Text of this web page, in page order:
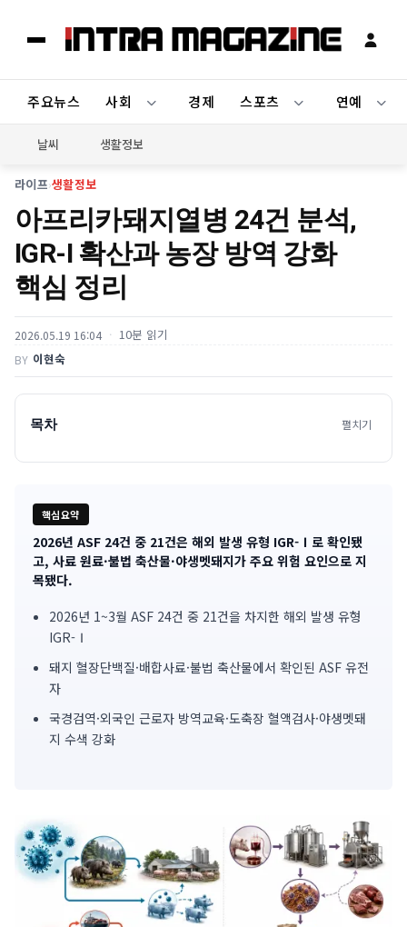
주요뉴스 사회 경제 스포츠 연예
날씨 생활정보
라이프›생활정보
아프리카돼지열병 24건 분석,
IGR-Ⅰ 확산과 농장 방역 강화
핵심 정리
2026.05.19 16:04 10분 읽기
BY 이현숙
목차 펼치기
핵심요약
기
사
핵
약
2026년 ASF 24건 중 21건은 해외 발생 유형 IGR-Ⅰ로 확인됐
고, 사료 원료·불법 축산물·야생멧돼지가 주요 위험 요인으로 지
목됐다.
2026년 1~3월 ASF 24건 중 21건을 차지한 해외 발생 유형
IGR-Ⅰ
돼지 혈장단백질·배합사료·불법 축산물에서 확인된 ASF 유전
자
국경검역·외국인 근로자 방역교육·도축장 혈액검사·야생멧돼
지 수색 강화